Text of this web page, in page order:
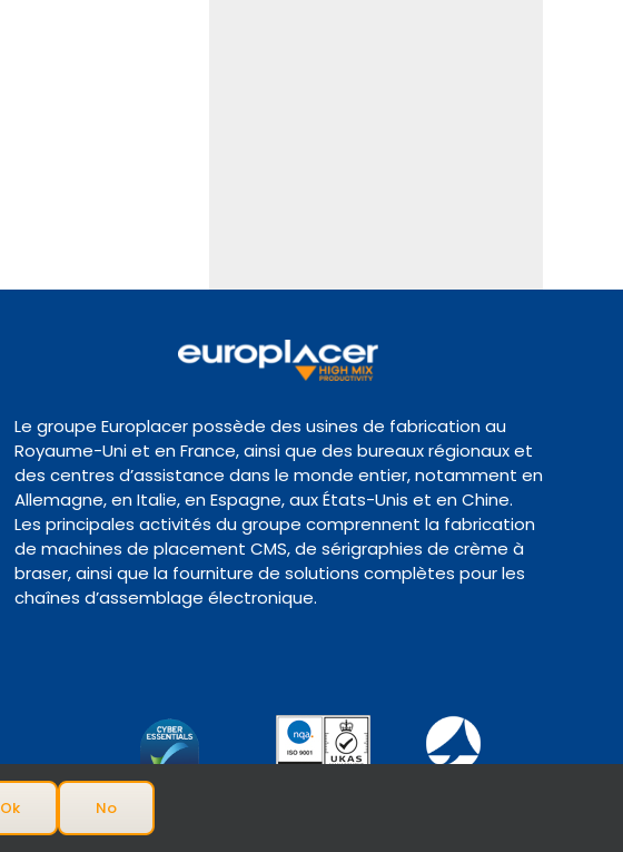
Le groupe Europlacer possède des usines de fabrication au
Royaume-Uni et en France, ainsi que des bureaux régionaux et
des centres d’assistance dans le monde entier, notamment en
Allemagne, en Italie, en Espagne, aux États-Unis et en Chine.
Les principales activités du groupe comprennent la fabrication
de machines de placement CMS, de sérigraphies de crème à
braser, ainsi que la fourniture de solutions complètes pour les
chaînes d’assemblage électronique.
Ok No